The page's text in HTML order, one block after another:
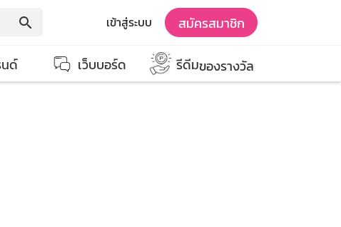
search เข้าสู่ระบบ สมัครสมาชิก
ด์ เว็บบอร์ด รีดีมของรางวัล